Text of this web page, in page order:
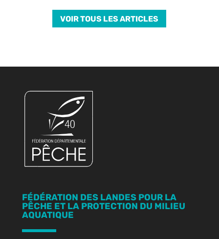
VOIR TOUS LES ARTICLES
FÉDÉRATION DES LANDES POUR LA
PÊCHE ET LA PROTECTION DU MILIEU
AQUATIQUE